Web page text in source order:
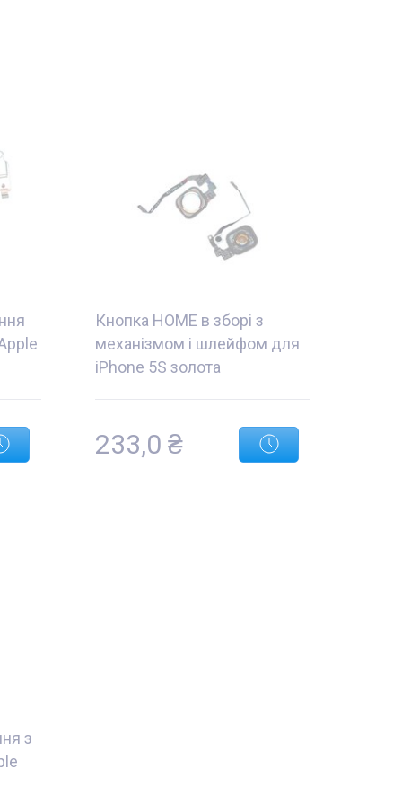
Кнопка HOME в зборі з
механізмом і шлейфом для
iPhone 5S золота
233,0 ₴
з